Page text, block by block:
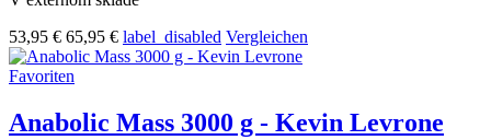
53,95 € 65,95 € label_disabled Vergleichen
Favoriten
Anabolic Mass 3000 g - Kevin Levrone